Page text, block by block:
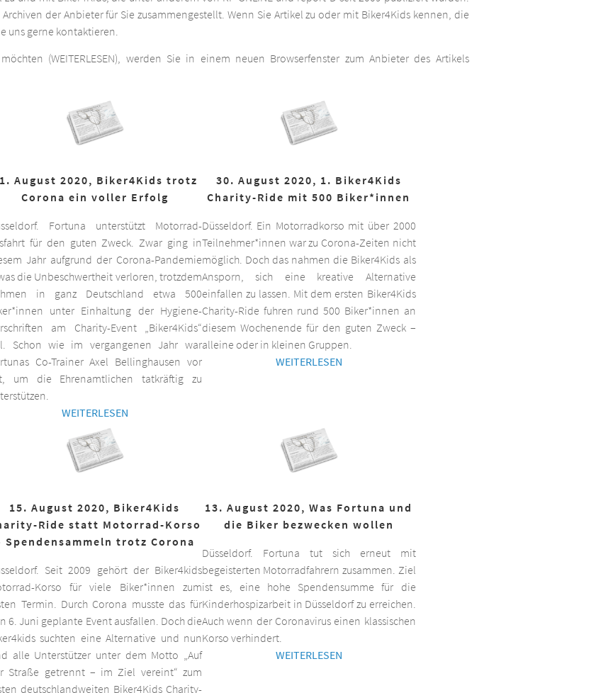
der Anbieter für Sie zusammengestellt. Wenn Sie Artikel zu oder mit Biker4Kids kennen, die
uns gerne kontaktieren.
(WEITERLESEN), werden Sie in einem neuen Browserfenster zum Anbieter des Artikels
August 2020, Biker4Kids trotz
Corona ein voller Erfolg
Fortuna unterstützt Motorrad-
für den guten Zweck. Zwar ging in
Jahr aufgrund der Corona-Pandemie
die Unbeschwertheit verloren, trotzdem
in ganz Deutschland etwa 500
unter Einhaltung der Hygiene-
am Charity-Event „Biker4Kids“
Schon wie im vergangenen Jahr war
Co-Trainer Axel Bellinghausen vor
um die Ehrenamtlichen tatkräftig zu
WEITERLESEN
30. August 2020, 1. Biker4Kids
Charity-Ride mit 500 Biker*innen
Düsseldorf. Ein Motorradkorso mit über 2000
Teilnehmer*innen war zu Corona-Zeiten nicht
möglich. Doch das nahmen die Biker4Kids als
Ansporn, sich eine kreative Alternative
einfallen zu lassen. Mit dem ersten Biker4Kids
Charity-Ride fuhren rund 500 Biker*innen an
diesem Wochenende für den guten Zweck –
alleine oder in kleinen Gruppen.
WEITERLESEN
15. August 2020, Biker4Kids
Ride statt Motorrad-Korso
Spendensammeln trotz Corona
Seit 2009 gehört der Biker4kids
Korso für viele Biker*innen zum
Termin. Durch Corona musste das für
6. Juni geplante Event ausfallen. Doch die
suchten eine Alternative und nun
alle Unterstützer unter dem Motto „Auf
Straße getrennt – im Ziel vereint“ zum
deutschlandweiten Biker4Kids Charity-
13. August 2020, Was Fortuna und
die Biker bezwecken wollen
Düsseldorf. Fortuna tut sich erneut mit
begeisterten Motorradfahrern zusammen. Ziel
ist es, eine hohe Spendensumme für die
Kinderhospizarbeit in Düsseldorf zu erreichen.
Auch wenn der Coronavirus einen klassischen
Korso verhindert.
WEITERLESEN